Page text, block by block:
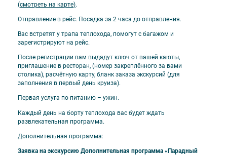
прочие дополнительные услуги на борту теплохода
(смотреть на карте).
Отправление в рейс. Посадка за 2 часа до отправления.
Вас встретят у трапа теплохода, помогут с багажом и
зарегистрируют на рейс.
После регистрации вам выдадут ключ от вашей каюты,
приглашение в ресторан, (номер закреплённого за вами
столика), расчётную карту, бланк заказа экскурсий (для
заполнения в первый день круиза).
Первая услуга по питанию – ужин.
Каждый день на борту теплохода вас будет ждать
развлекательная программа.
Дополнительная программа:
Заявка на экскурсию Дополнительная программа «Парадный